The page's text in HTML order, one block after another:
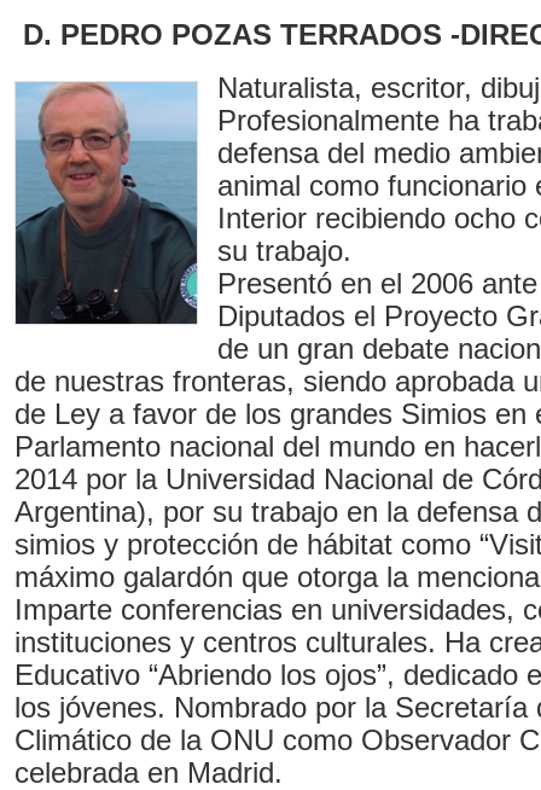
D. PEDRO POZAS TERRADOS -
Naturalista, escritor,
Profesionalmente ha
defensa del medio
animal como funcionario
Interior recibiendo ocho
su trabajo.
Presentó en el 2006
Diputados el Proyecto
de un gran debate
de nuestras fronteras, siendo aprobada
de Ley a favor de los grandes Simios en
Parlamento nacional del mundo en
2014 por la Universidad Nacional de
Argentina), por su trabajo en la defensa
simios y protección de hábitat como
máximo galardón que otorga la
Imparte conferencias en universidades,
instituciones y centros culturales. Ha
Educativo “Abriendo los ojos”, dedicado
los jóvenes. Nombrado por la Secretaría
Climático de la ONU como Observador
celebrada en Madrid.